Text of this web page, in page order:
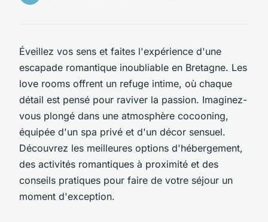
Éveillez vos sens et faites l'expérience d'une
escapade romantique inoubliable en Bretagne. Les
love rooms offrent un refuge intime, où chaque
détail est pensé pour raviver la passion. Imaginez-
vous plongé dans une atmosphère cocooning,
équipée d'un spa privé et d'un décor sensuel.
Découvrez les meilleures options d'hébergement,
des activités romantiques à proximité et des
conseils pratiques pour faire de votre séjour un
moment d'exception.